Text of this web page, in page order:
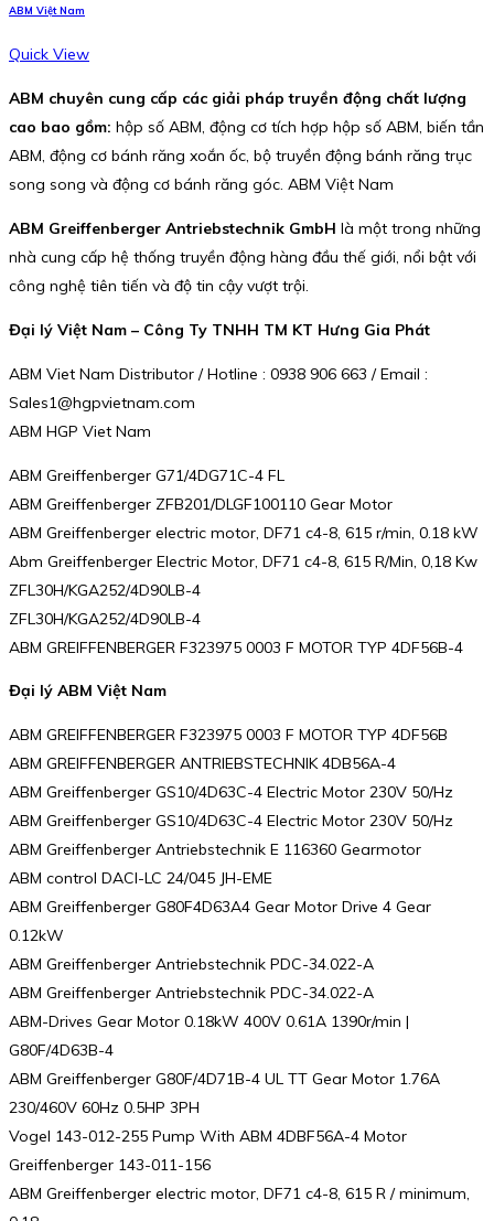
ABM Việt Nam
Quick View
ABM chuyên cung cấp các giải pháp truyền động chất lượng
cao bao gồm: hộp số ABM, động cơ tích hợp hộp số ABM, biến tần
ABM, động cơ bánh răng xoắn ốc, bộ truyền động bánh răng trục
song song và động cơ bánh răng góc. ABM Việt Nam
ABM Greiffenberger Antriebstechnik GmbH là một trong những
nhà cung cấp hệ thống truyền động hàng đầu thế giới, nổi bật với
công nghệ tiên tiến và độ tin cậy vượt trội.
Đại lý Việt Nam – Công Ty TNHH TM KT Hưng Gia Phát
ABM Viet Nam Distributor / Hotline : 0938 906 663 / Email :
Sales1@hgpvietnam.com
ABM HGP Viet Nam
ABM Greiffenberger G71/4DG71C-4 FL
ABM Greiffenberger ZFB201/DLGF100110 Gear Motor
ABM Greiffenberger electric motor, DF71 c4-8, 615 r/min, 0.18 kW
Abm Greiffenberger Electric Motor, DF71 c4-8, 615 R/Min, 0,18 Kw
ZFL30H/KGA252/4D90LB-4
ZFL30H/KGA252/4D90LB-4
ABM GREIFFENBERGER F323975 0003 F MOTOR TYP 4DF56B-4
Đại lý ABM Việt Nam
ABM GREIFFENBERGER F323975 0003 F MOTOR TYP 4DF56B
ABM GREIFFENBERGER ANTRIEBSTECHNIK 4DB56A-4
ABM Greiffenberger GS10/4D63C-4 Electric Motor 230V 50/Hz
ABM Greiffenberger GS10/4D63C-4 Electric Motor 230V 50/Hz
ABM Greiffenberger Antriebstechnik E 116360 Gearmotor
ABM control DACI-LC 24/045 JH-EME
ABM Greiffenberger G80F4D63A4 Gear Motor Drive 4 Gear
0.12kW
ABM Greiffenberger Antriebstechnik PDC-34.022-A
ABM Greiffenberger Antriebstechnik PDC-34.022-A
ABM-Drives Gear Motor 0.18kW 400V 0.61A 1390r/min |
G80F/4D63B-4
ABM Greiffenberger G80F/4D71B-4 UL TT Gear Motor 1.76A
230/460V 60Hz 0.5HP 3PH
Vogel 143-012-255 Pump With ABM 4DBF56A-4 Motor
Greiffenberger 143-011-156
ABM Greiffenberger electric motor, DF71 c4-8, 615 R / minimum,